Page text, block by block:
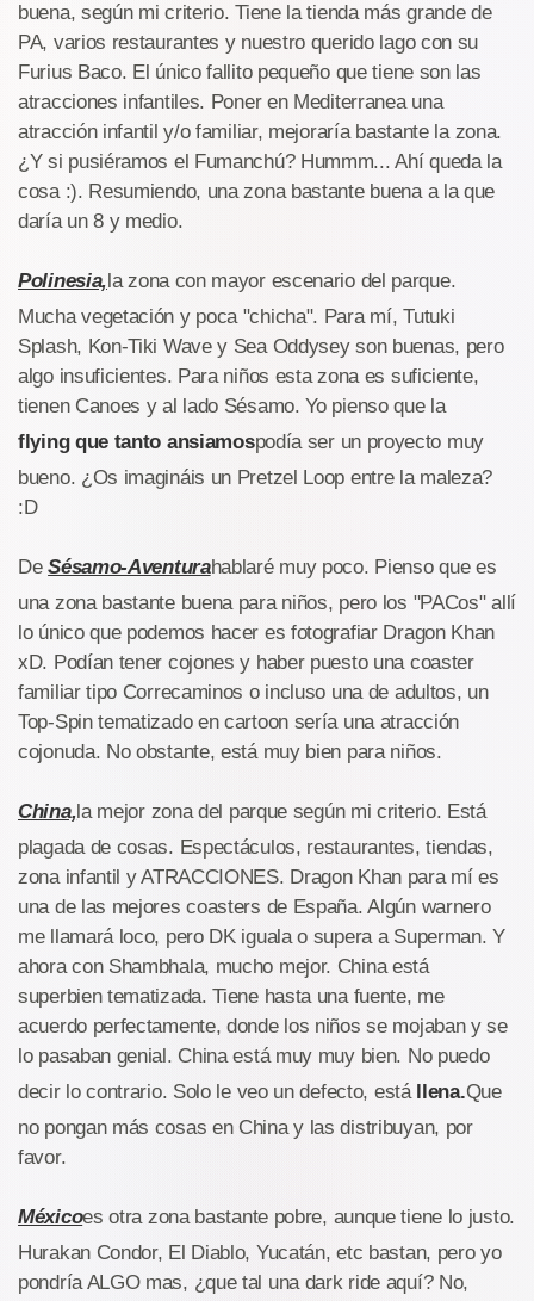
buena, según mi criterio. Tiene la tienda más grande de
PA, varios restaurantes y nuestro querido lago con su
Furius Baco. El único fallito pequeño que tiene son las
atracciones infantiles. Poner en Mediterranea una
atracción infantil y/o familiar, mejoraría bastante la zona.
¿Y si pusiéramos el Fumanchú? Hummm... Ahí queda la
cosa :). Resumiendo, una zona bastante buena a la que
daría un 8 y medio.
Polinesia,la zona con mayor escenario del parque.
Mucha vegetación y poca "chicha". Para mí, Tutuki
Splash, Kon-Tiki Wave y Sea Oddysey son buenas, pero
algo insuficientes. Para niños esta zona es suficiente,
tienen Canoes y al lado Sésamo. Yo pienso que la
flying que tanto ansiamospodía ser un proyecto muy
bueno. ¿Os imagináis un Pretzel Loop entre la maleza?
:D
DeSésamo-Aventurahablaré muy poco. Pienso que es
una zona bastante buena para niños, pero los "PACos" allí
lo único que podemos hacer es fotografiar Dragon Khan
xD. Podían tener cojones y haber puesto una coaster
familiar tipo Correcaminos o incluso una de adultos, un
Top-Spin tematizado en cartoon sería una atracción
cojonuda. No obstante, está muy bien para niños.
China,la mejor zona del parque según mi criterio. Está
plagada de cosas. Espectáculos, restaurantes, tiendas,
zona infantil y ATRACCIONES. Dragon Khan para mí es
una de las mejores coasters de España. Algún warnero
me llamará loco, pero DK iguala o supera a Superman. Y
ahora con Shambhala, mucho mejor. China está
superbien tematizada. Tiene hasta una fuente, me
acuerdo perfectamente, donde los niños se mojaban y se
lo pasaban genial. China está muy muy bien. No puedo
decir lo contrario. Solo le veo un defecto, está llena.Que
no pongan más cosas en China y las distribuyan, por
favor.
Méxicoes otra zona bastante pobre, aunque tiene lo justo.
Hurakan Condor, El Diablo, Yucatán, etc bastan, pero yo
pondría ALGO mas, ¿que tal una dark ride aquí? No,